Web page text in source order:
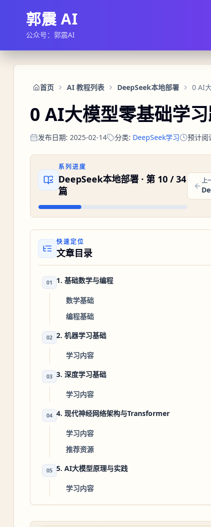
郭震 AI
公众号：郭震AI
首页 AI 教程列表 DeepSeek本地部署 0 AI
0 AI大模型零基础学
发布日期: 2025-02-14 分类: DeepSeek学习 预计阅
系列进度
DeepSeek本地部署· 第 10/34
篇
上
快速定位
文章目录
01 1. 基础数学与编程
数学基础
编程基础
02 2. 机器学习基础
学习内容
03 3. 深度学习基础
学习内容
04 4. 现代神经网络架构与Transformer
学习内容
推荐资源
05 5. AI大模型原理与实践
学习内容